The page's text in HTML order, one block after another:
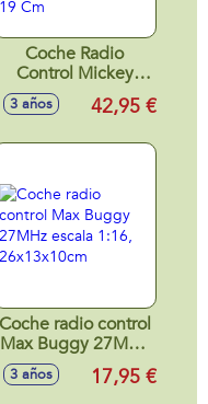
Coche Radio
Control Mickey
Roadster 27 Mhz
¡Gira Sobre Si
3 años 42,95 €
Coche radio control
Max Buggy 27MHz
escala 1:16,
26x13x10cm
3 años 17,95 €